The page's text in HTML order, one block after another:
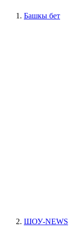
Башкы бет
ШОУ-NEWS